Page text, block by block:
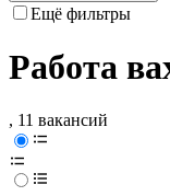
Ещё фильтры
Работа
, 11 вакансий